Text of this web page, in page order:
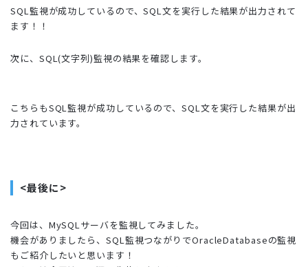
SQL監視が成功しているので、SQL文を実行した結果が出力されて
ます！！
次に、SQL(文字列)監視の結果を確認します。
こちらもSQL監視が成功しているので、SQL文を実行した結果が出
力されています。
<最後に>
今回は、MySQLサーバを監視してみました。
機会がありましたら、SQL監視つながりでOracleDatabaseの監視
もご紹介したいと思います！